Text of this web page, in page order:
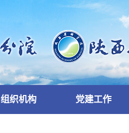
组织机构 党建工作